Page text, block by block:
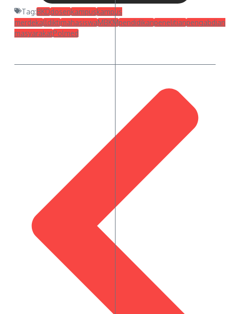
Tag:BKDdosenkampuskampus
merdekalldiktimahasiswaMBKMpendidikanpenelitianpengabdian
masyarakatPolmed